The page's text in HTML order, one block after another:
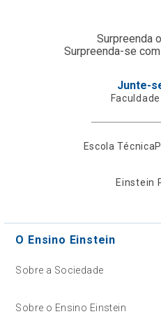
Surpreenda
Surpreenda-se
Junte-
Escola Técnica
Einstein
O Ensino Einstein
Sobre a Sociedade
Sobre o Ensino Einstein